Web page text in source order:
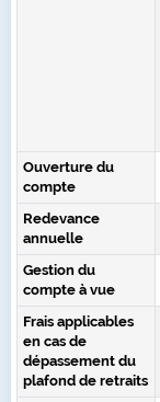
Ouverture du
compte
Redevance
annuelle
Gestion du
compte à vue
Frais applicables
en cas de
dépassement du
plafond de retraits